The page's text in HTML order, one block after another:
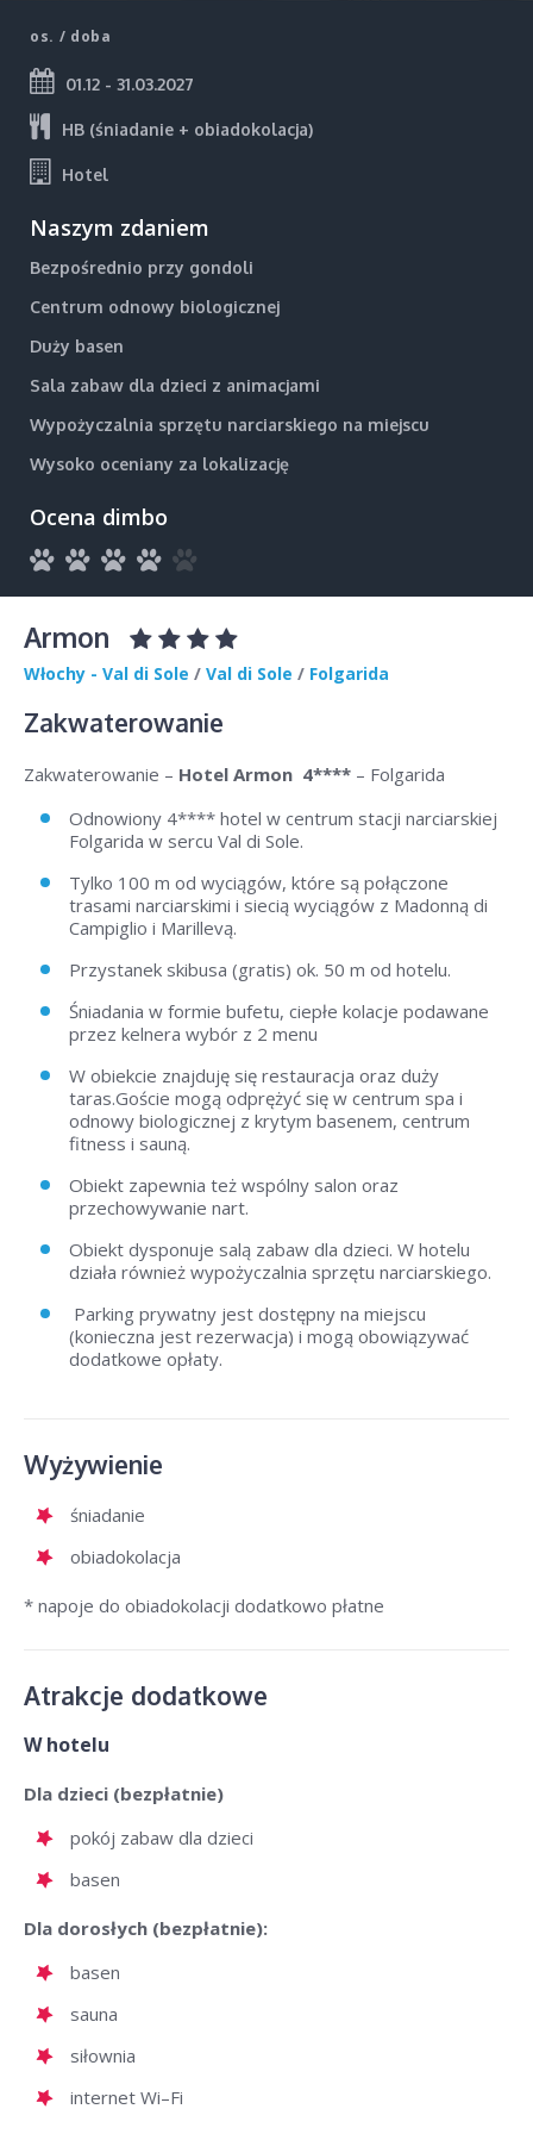
os. / doba
01.12 - 31.03.2027
HB (śniadanie + obiadokolacja)
Hotel
Naszym zdaniem
Bezpośrednio przy gondoli
Centrum odnowy biologicznej
Duży basen
Sala zabaw dla dzieci z animacjami
Wypożyczalnia sprzętu narciarskiego na miejscu
Wysoko oceniany za lokalizację
Ocena dimbo
Armon
Włochy - Val di Sole / Val di Sole / Folgarida
Zakwaterowanie
Zakwaterowanie – Hotel Armon 4**** – Folgarida
Odnowiony 4**** hotel w centrum stacji narciarskiej
Folgarida w sercu Val di Sole.
Tylko 100 m od wyciągów, które są połączone
trasami narciarskimi i siecią wyciągów z Madonną di
Campiglio i Marillevą.
Przystanek skibusa (gratis) ok. 50 m od hotelu.
Śniadania w formie bufetu, ciepłe kolacje podawane
przez kelnera wybór z 2 menu
W obiekcie znajduję się restauracja oraz duży
taras.Goście mogą odprężyć się w centrum spa i
odnowy biologicznej z krytym basenem, centrum
fitness i sauną.
Obiekt zapewnia też wspólny salon oraz
przechowywanie nart.
Obiekt dysponuje salą zabaw dla dzieci. W hotelu
działa również wypożyczalnia sprzętu narciarskiego.
Parking prywatny jest dostępny na miejscu
(konieczna jest rezerwacja) i mogą obowiązywać
dodatkowe opłaty.
Wyżywienie
śniadanie
obiadokolacja
* napoje do obiadokolacji dodatkowo płatne
Atrakcje dodatkowe
W hotelu
Dla dzieci (bezpłatnie)
pokój zabaw dla dzieci
basen
Dla dorosłych (bezpłatnie):
basen
sauna
siłownia
internet Wi–Fi